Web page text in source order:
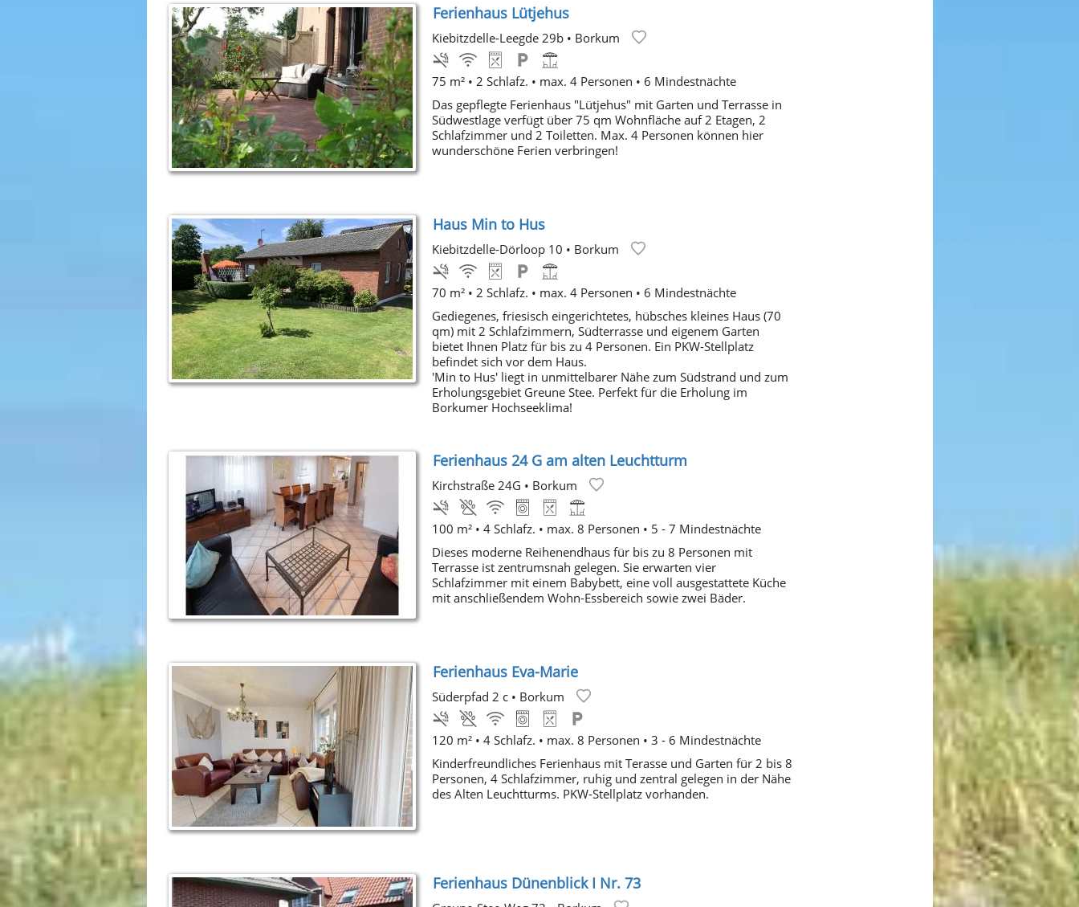
Ferienhaus Lütjehus
Kiebitzdelle-Leegde 29b• Borkum
75 m² • 2 Schlafz. • max. 4 Personen • 6 Mindestnächte
Das gepflegte Ferienhaus "Lütjehus" mit Garten und Terrasse in
Südwestlage verfügt über 75 qm Wohnfläche auf 2 Etagen, 2
Schlafzimmer und 2 Toiletten. Max. 4 Personen können hier
wunderschöne Ferien verbringen!
Haus Min to Hus
Kiebitzdelle-Dörloop 10 • Borkum
70 m² • 2 Schlafz. • max. 4 Personen • 6 Mindestnächte
Gediegenes, friesisch eingerichtetes, hübsches kleines Haus (70
qm) mit 2 Schlafzimmern, Südterrasse und eigenem Garten
bietet Ihnen Platz für bis zu 4 Personen. Ein PKW-Stellplatz
befindet sich vor dem Haus.
'Min to Hus' liegt in unmittelbarer Nähe zum Südstrand und zum
Erholungsgebiet Greune Stee. Perfekt für die Erholung im
Borkumer Hochseeklima!
Ferienhaus 24 G am alten Leuchtturm
Kirchstraße 24G • Borkum
100 m² • 4 Schlafz. • max. 8 Personen • 5 - 7 Mindestnächte
Dieses moderne Reihenendhaus für bis zu 8 Personen mit
Terrasse ist zentrumsnah gelegen. Sie erwarten vier
Schlafzimmer mit einem Babybett, eine voll ausgestattete Küche
mit anschließendem Wohn-Essbereich sowie zwei Bäder.
Ferienhaus Eva-Marie
Süderpfad 2 c• Borkum
120 m² • 4 Schlafz. • max. 8 Personen • 3 - 6 Mindestnächte
Kinderfreundliches Ferienhaus mit Terasse und Garten für 2 bis 8
Personen, 4 Schlafzimmer, ruhig und zentral gelegen in der Nähe
des Alten Leuchtturms. PKW-Stellplatz vorhanden.
Ferienhaus Dünenblick I Nr. 73